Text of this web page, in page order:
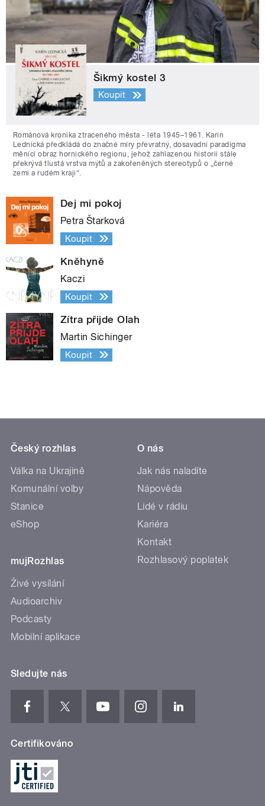
Šikmý kostel 3
Koupit
Románová kronika ztraceného města - léta 1945–1961. Karin
Lednická předkládá do značné míry převratný, dosavadní paradigma
měnící obraz hornického regionu, jehož zahlazenou historii stále
překrývá tlustá vrstva mýtů a zakořeněných stereotypů o „černé
zemi a rudém kraji“.
Dej mi pokoj
Petra Štarková
Koupit
Kněhyně
Kaczi
Koupit
Zítra přijde Olah
Martin Sichinger
Koupit
Český rozhlas
Válka na Ukrajině
Komunální volby
Stanice
eShop
mujRozhlas
Živé vysílání
Audioarchiv
Podcasty
Mobilní aplikace
O nás
Jak nás naladíte
Nápověda
Lidé v rádiu
Kariéra
Kontakt
Rozhlasový poplatek
Sledujte nás
Certifikováno